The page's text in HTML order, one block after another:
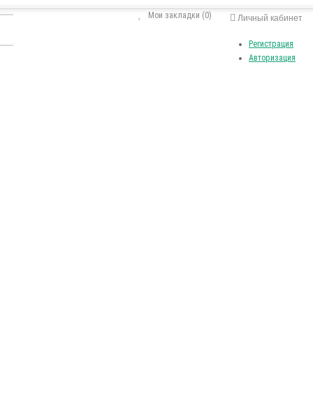
Личный кабинет
Регистрация
Авторизация
Мои закладки (0)